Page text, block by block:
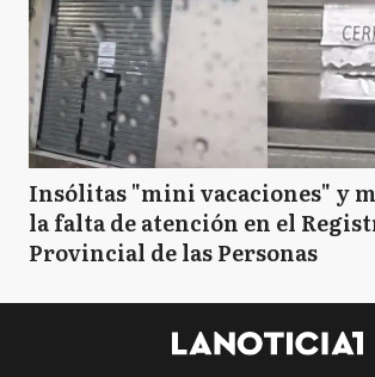
Insólitas "mini vacaciones" y
la falta de atención en el
Provincial de las Personas